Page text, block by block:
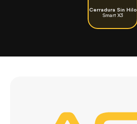
Cerradura Sin Hilo
Smart X3